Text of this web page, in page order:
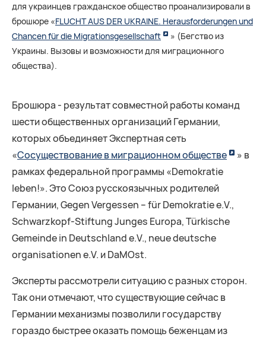
для украинцев гражданское общество проанализировали в
брошюре «FLUCHT AUS DER UKRAINE. Herausforderungen und
Chancen für die Migrationsgesellschaft
» (Бегство из
Украины. Вызовы и возможности для миграционного
общества).
Брошюра - результат совместной работы команд
шести общественных организаций Германии,
которых объединяет Экспертная сеть
«Сосуществование в миграционном обществе
» в
рамках федеральной программы «Demokratie
leben!». Это Союз русскоязычных родителей
Германии, Gegen Vergessen – für Demokratie e.V.,
Schwarzkopf-Stiftung Junges Europa, Türkische
Gemeinde in Deutschland e.V., neue deutsche
organisationen e.V. и DaMOst.
Эксперты рассмотрели ситуацию с разных сторон.
Так они отмечают, что существующие сейчас в
Германии механизмы позволили государству
гораздо быстрее оказать помощь беженцам из